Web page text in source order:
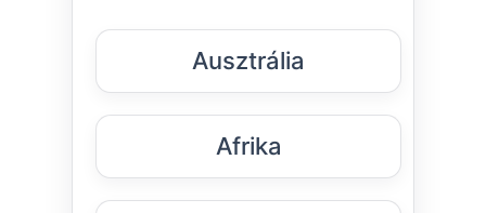
Ausztrália
Afrika